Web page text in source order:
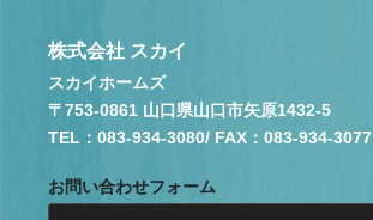
株式会社 スカイ
スカイホームズ
〒753-0861 山口県山口市矢原1432-5
TEL：083-934-3080/ FAX：083-934-3077
お問い合わせフォーム